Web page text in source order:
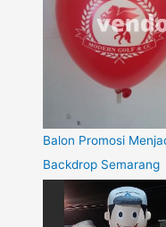
Balon Promosi
Backdrop Semarang